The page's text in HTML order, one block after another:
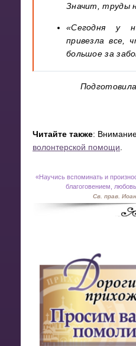
Значит, труды
«Сегодня у
привезла все,
большое за
Подготовила
Читайте также:
волонтерской помощи
«Научись вспоминать и
благоговением,
Св. прав.